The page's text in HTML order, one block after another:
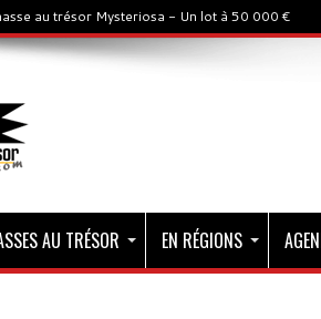
au trésor Mysteriosa - Un lot à 50 000 €
AU TRÉSOR EN RÉGIONS